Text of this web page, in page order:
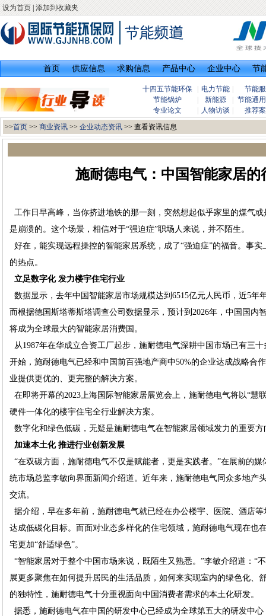
设为首页 添加到收藏夹
首页 供应信息 求购信息 产品中心 企业中心 节
十四五节能环保 电力节能
节能
节能锅炉
新能源
节能通
专业论文
人物访谈
推荐
>>首页>> 商业资讯>> 企业动态资讯>> 查看资讯信息
施耐德电气：中国智能家居的
工作日早高峰，当你挤进地铁的那一刻，突然想起似乎家里的煤气
是崩溃的。这个场景，相信对于“强迫症”职场人来说，并不陌生。
好在，能实现远程操控的智能家居系统，成了“强迫症”的福音。事
的热点。
立足数字化 发力楼宇住宅行业
数据显示，去年中国智能家居市场规模达到6515亿元人民币，近5年
而根据德国斯塔蒂斯塔调查公司数据显示，预计到2026年，中国国内
将成为全球最大的智能家居消费国。
从1987年在华成立合资工厂起步，施耐德电气深耕中国市场已有三
开始，施耐德电气已经和中国前百强地产商中50%的企业达成战略合
业提供更优的、更完整的解决方案。
在即将开幕的2023上海国际智能家居展览会上，施耐德电气将以“慧
硬件一体化的楼宇住宅全行业解决方案。
数字化和绿色低碳，无疑是施耐德电气在智能家居领域发力的重要方
加速本土化 推进行业创新发展
“在双碳方面，施耐德电气不仅是赋能者，更是实践者。”在展前的
统市场总监李敏向界面新闻介绍道。近年来，施耐德电气同众多地产
交流。
据介绍，早在多年前，施耐德电气就已经在办公楼宇、医院、酒店
达成低碳化目标。而面对业态多样化的住宅领域，施耐德电气现在也
宅更加“舒适绿色”。
“智能家居对于整个中国市场来说，既陌生又熟悉。”李敏介绍道：“
展更多聚焦在如何提升居民的生活品质，如何来实现室内的绿色化、
的独特性，施耐德电气十分重视面向中国消费者需求的本土化研发。
据悉，施耐德电气在中国的研发中心已经成为全球第五大的研发中